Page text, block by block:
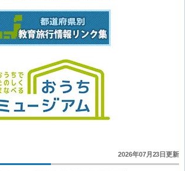
2026年07月23日更新